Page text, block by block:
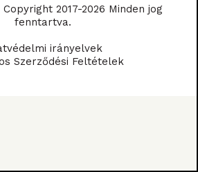
2017-2026 Minden jog
fenntartva.
irányelvek
Szerződési Feltételek